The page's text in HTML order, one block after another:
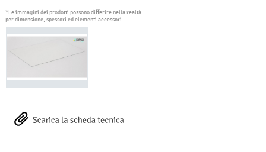
*Le immagini dei prodotti possono differire nella realtà
per dimensione, spessori ed elementi accessori